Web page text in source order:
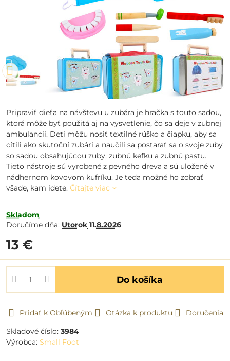
Pripraviť dieťa na návštevu u zubára je hračka s touto sadou,
ktorá môže byť použitá aj na vysvetlenie, čo sa deje v zubnej
ambulancii. Deti môžu nosiť textilné rúško a čiapku, aby sa
cítili ako skutoční zubári a naučili sa postarať sa o svoje zuby
so sadou obsahujúcou zuby, zubnú kefku a zubnú pastu.
Tieto nástroje sú vyrobené z pevného dreva a sú uložené v
nádhernom kovovom kufríku. Je teda možné ho zobrať
všade, kam idete. Čítajte viac
Skladom
Doručíme dňa: Utorok 11.8.2026
13 €
Do košíka
Pridať k Obľúbeným Otázka k produktu
Doručenia
Skladové číslo: 3984
Výrobca: Small Foot